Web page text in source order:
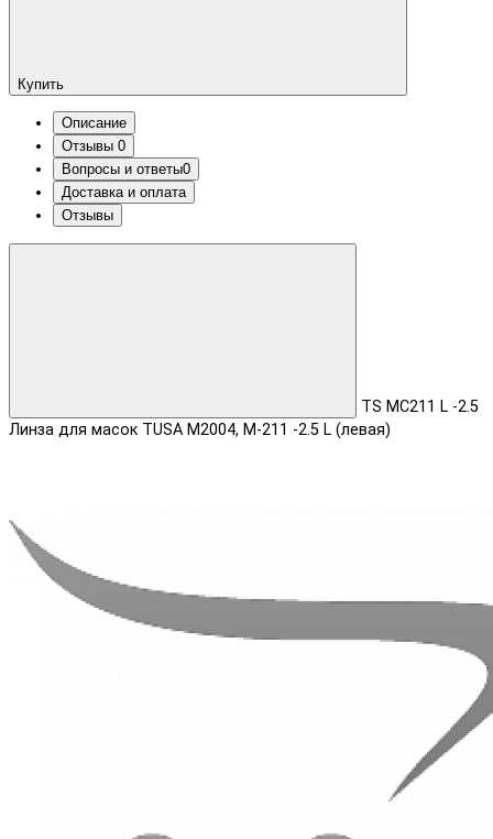
Купить
Описание
Отзывы 0
Вопросы и ответы0
Доставка и оплата
Отзывы
TS MC211 L -2.5
Линза для масок TUSA М2004, M-211 -2.5 L (левая)